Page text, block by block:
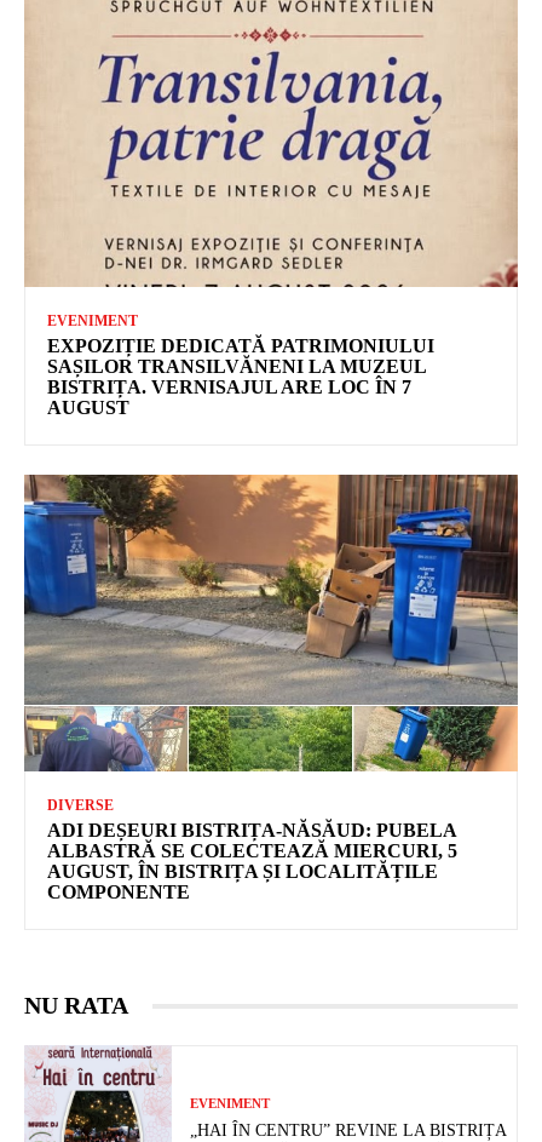
EVENIMENT
EXPOZIȚIE DEDICATĂ PATRIMONIULUI
SAȘILOR TRANSILVĂNENI LA MUZEUL
BISTRIȚA. VERNISAJUL ARE LOC ÎN 7
AUGUST
DIVERSE
ADI DEȘEURI BISTRIȚA-NĂSĂUD: PUBELA
ALBASTRĂ SE COLECTEAZĂ MIERCURI, 5
AUGUST, ÎN BISTRIȚA ȘI LOCALITĂȚILE
COMPONENTE
NU RATA
EVENIMENT
„HAI ÎN CENTRU” REVINE LA BISTRIȚA